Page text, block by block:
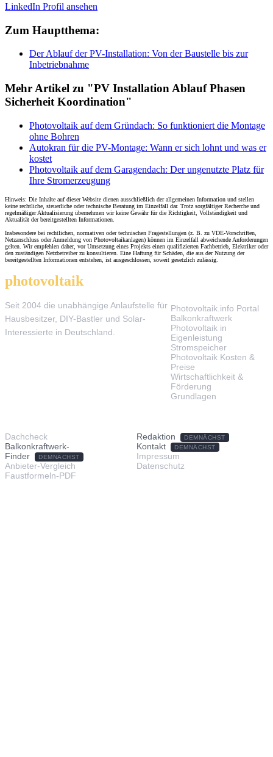
LinkedIn Profil ansehen
Zum Hauptthema:
Der Ablauf der PV-Installation: Von der Baustelle bis zur
Inbetriebnahme
Mehr Artikel zu "PV Installation Ablauf Phasen
Sicherheit Koordination"
Photovoltaik auf dem Gründach: So funktioniert die Montage
ohne Bohren
Autokran für die PV-Montage: Wann er sich lohnt und was er
kostet
Photovoltaik auf dem Garagendach: Der ungenutzte Platz für
Ihre Stromerzeugung
Hinweis: Die Inhalte auf dieser Website dienen ausschließlich der allgemeinen Information und stellen
keine rechtliche, steuerliche oder technische Beratung im Einzelfall dar. Trotz sorgfältiger Recherche und
regelmäßiger Aktualisierung übernehmen wir keine Gewähr für die Richtigkeit, Vollständigkeit und
Aktualität der bereitgestellten Informationen.
Insbesondere bei rechtlichen, normativen oder technischen Fragestellungen (z. B. zu VDE-Vorschriften,
Netzanschluss oder Anmeldung von Photovoltaikanlagen) können im Einzelfall abweichende Anforderungen
gelten. Wir empfehlen daher, vor Umsetzung eines Projekts einen qualifizierten Fachbetrieb, Elektriker oder
den zuständigen Netzbetreiber zu konsultieren. Eine Haftung für Schäden, die aus der Nutzung der
bereitgestellten Informationen entstehen, ist ausgeschlossen, soweit gesetzlich zulässig.
photovoltaik
Seit 2004 die unabhängige Anlaufstelle für
Hausbesitzer, DIY-Bastler und Solar-
Interessierte in Deutschland.
Photovoltaik.info Portal
Balkonkraftwerk
Photovoltaik in
Eigenleistung
Stromspeicher
Photovoltaik Kosten &
Preise
Wirtschaftlichkeit &
Förderung
Grundlagen
Dachcheck
Balkonkraftwerk-
Finder
DEMNÄCHST
Anbieter-Vergleich
Faustformeln-PDF
Redaktion DEMNÄCHST
Kontakt DEMNÄCHST
Impressum
Datenschutz